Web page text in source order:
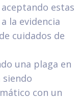
estas
la evidencia
cuidados de
una plaga en
siendo
con un